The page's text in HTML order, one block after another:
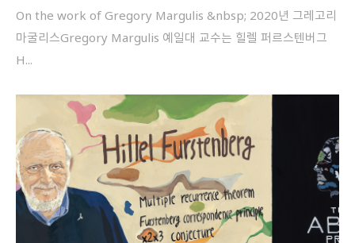
On the work of Gregory Margulis &nbsp; 2020년 그레고리
마굴리스Gregory Margulis 예일대 교수는 힐렐 퍼르스텐버그
H...